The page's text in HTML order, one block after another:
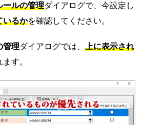
ールの管理ダイアログで、今設定し
いるかを確認してください。
管理ダイアログでは、 上に表示され
す。